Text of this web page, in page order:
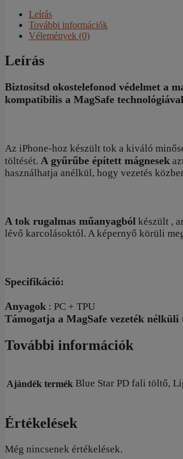
mennyiség
Leírás
További információk
Vélemények (0)
Leírás
Biztosítsd okostelefonod védelmet a
kompatibilis a MagSafe
Az iPhone-hoz készült tok a kiváló
töltését. A gyűrűbe épített mágnesek
használhatja anélkül, hogy vezetés
A tok rugalmas műanyagból készült ,
lévő karcolásoktól. A képernyő körüli
Specifikáció:
Anyagok : PC + TPU
Támogatja a MagSafe vezeték nélküli
További információk
Ajándék termék Blue Star PD fali töltő,
Értékelések
Még nincsenek értékelések.